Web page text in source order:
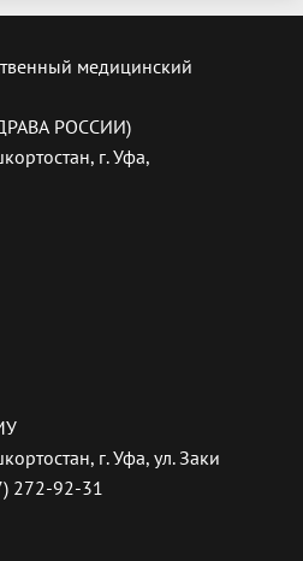
медицинский
РОССИИ)
г. Уфа,
г. Уфа, ул. Заки
272-92-31